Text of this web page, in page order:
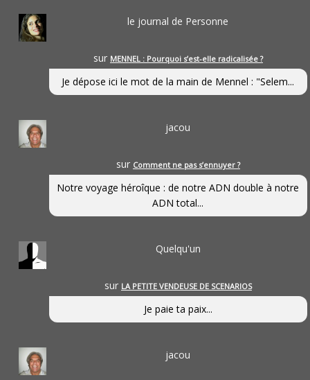
le journal de Personne
sur MENNEL : Pourquoi s’est-elle radicalisée ?
Je dépose ici le mot de la main de Mennel : "Selem...
jacou
sur Comment ne pas s’ennuyer ?
Notre voyage héroîque : de notre ADN double à notre
ADN total...
Quelqu'un
sur LA PETITE VENDEUSE DE SCENARIOS
Je paie ta paix...
jacou